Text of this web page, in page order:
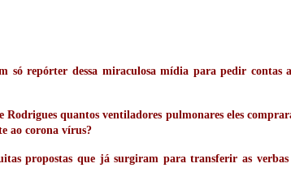
só repórter dessa miraculosa mídia para pedir contas
quantos ventiladores pulmonares eles
ao corona vírus?
propostas que já surgiram para transferir as